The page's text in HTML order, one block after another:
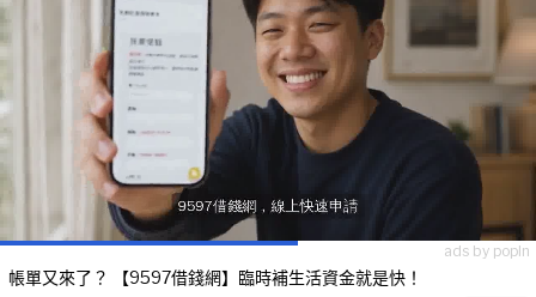
ads by popIn
帳單又來了？ 【9597借錢網】臨時補生活資金就是快！